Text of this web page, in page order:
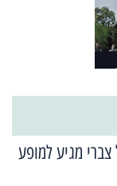
מגיע למופע